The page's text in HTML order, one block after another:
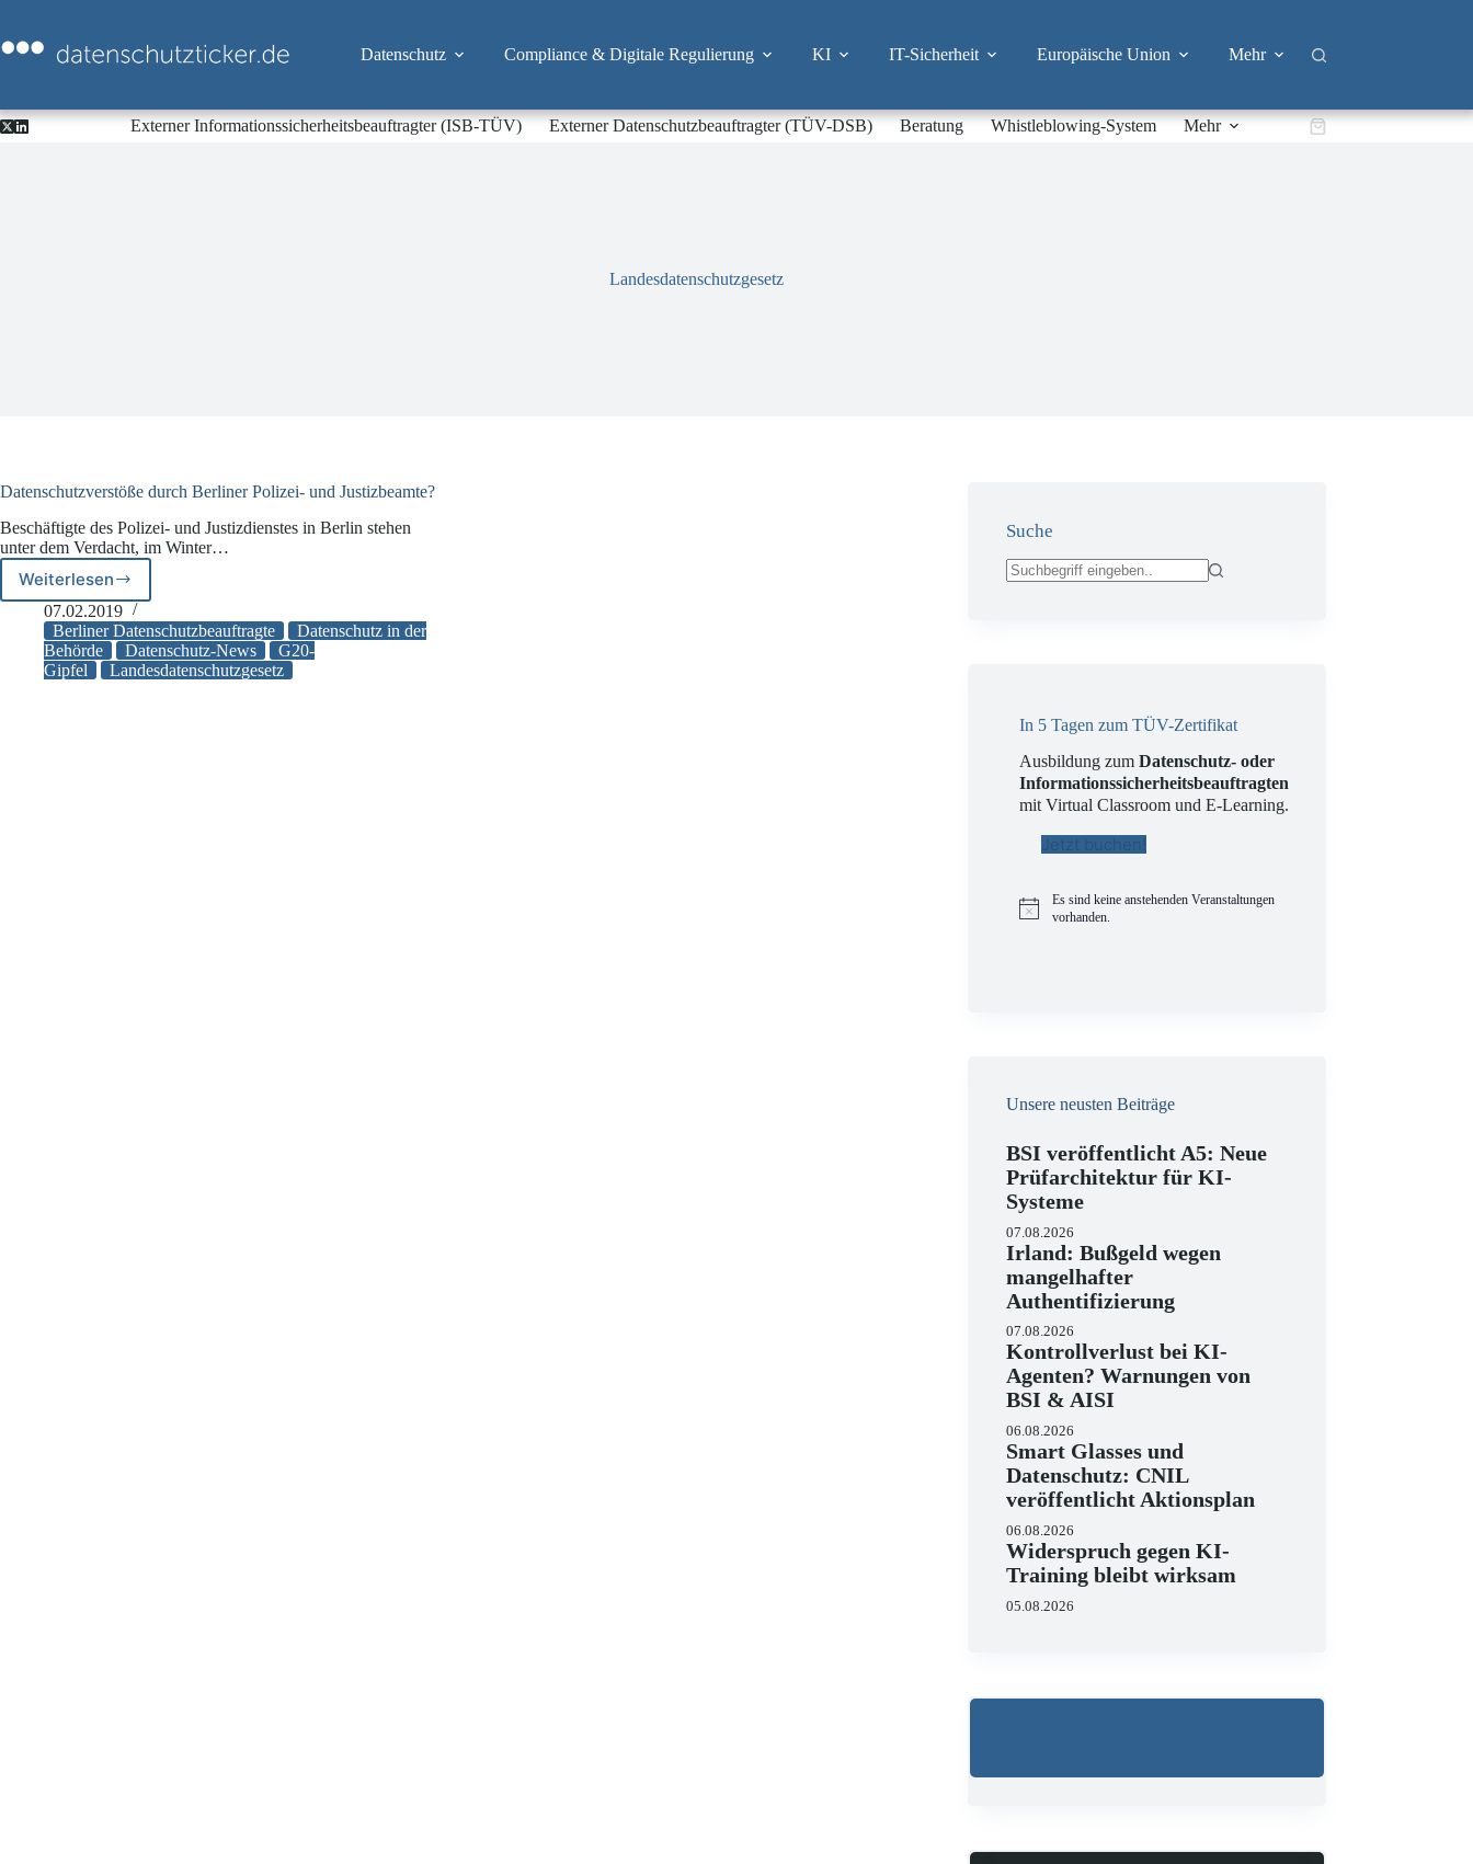
springen
Datenschutz Compliance & Digitale Regulierung KI IT-Sicherheit Europäische Union Mehr
Externer Informationssicherheitsbeauftragter (ISB-TÜV) Externer Datenschutzbeauftragter (TÜV-DSB) Beratung Whistleblowing-System Mehr Warenkorb
Landesdatenschutzgesetz
Datenschutzverstöße durch Berliner Polizei- und Justizbeamte?
Beschäftigte des Polizei- und Justizdienstes in Berlin stehen
unter dem Verdacht, im Winter…
WeiterlesenDatenschutzverstöße
durch
Berliner
Polizei-
und
07.02.2019
Berliner Datenschutzbeauftragte
Datenschutz in der
Behörde
Datenschutz-News
G20-
Gipfel
Landesdatenschutzgesetz
Suche
In 5 Tagen zum TÜV-Zertifikat
Ausbildung zumDatenschutz- oder
Informationssicherheitsbeauftragten
mit Virtual Classroom und E-Learning.
Jetzt buchen!
H
Es sind keine anstehenden Veranstaltungen
vorhanden.
Unsere neusten Beiträge
BSI veröffentlicht A5: Neue
Prüfarchitektur für KI-
Systeme
07.08.2026
Irland: Bußgeld wegen
mangelhafter
Authentifizierung
07.08.2026
Kontrollverlust bei KI-
Agenten? Warnungen von
BSI & AISI
06.08.2026
Smart Glasses und
Datenschutz: CNIL
veröffentlicht Aktionsplan
06.08.2026
Widerspruch gegen KI-
Training bleibt wirksam
05.08.2026